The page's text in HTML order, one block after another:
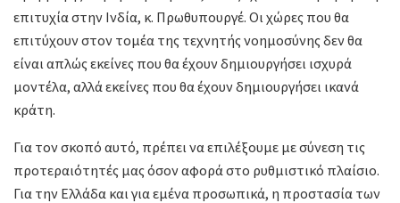
επιτυχία στην Ινδία, κ. Πρωθυπουργέ. Οι χώρες που θα
επιτύχουν στον τομέα της τεχνητής νοημοσύνης δεν θα
είναι απλώς εκείνες που θα έχουν δημιουργήσει ισχυρά
μοντέλα, αλλά εκείνες που θα έχουν δημιουργήσει ικανά
κράτη.
Για τον σκοπό αυτό, πρέπει να επιλέξουμε με σύνεση τις
προτεραιότητές μας όσον αφορά στο ρυθμιστικό πλαίσιο.
Για την Ελλάδα και για εμένα προσωπικά, η προστασία των